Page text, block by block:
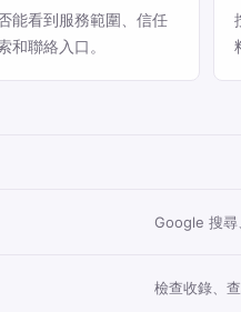
能看到服務範圍、信任
和聯絡入口。
Google 搜尋
檢查收錄、